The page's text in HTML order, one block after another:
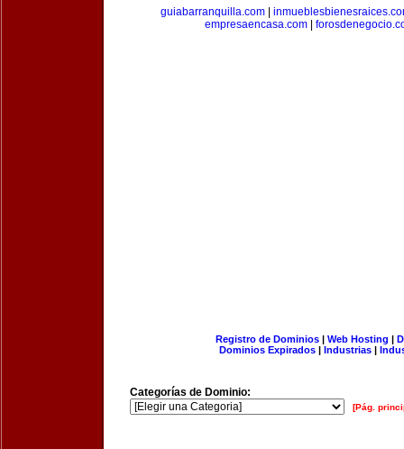
guiabarranquilla.com|
empresaencasa.com|
Registro de Dominios| Web Hosting |
Dominios Expirados | Industrias |
Categorías de Dominio:
[Pág.